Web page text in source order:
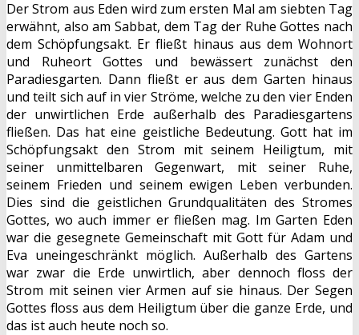
Der Strom aus Eden wird zum ersten Mal am siebten Tag
erwähnt, also am Sabbat, dem Tag der Ruhe Gottes nach
dem Schöpfungsakt. Er fließt hinaus aus dem Wohnort
und Ruheort Gottes und bewässert zunächst den
Paradiesgarten. Dann fließt er aus dem Garten hinaus
und teilt sich auf in vier Ströme, welche zu den vier Enden
der unwirtlichen Erde außerhalb des Paradiesgartens
fließen. Das hat eine geistliche Bedeutung. Gott hat im
Schöpfungsakt den Strom mit seinem Heiligtum, mit
seiner unmittelbaren Gegenwart, mit seiner Ruhe,
seinem Frieden und seinem ewigen Leben verbunden.
Dies sind die geistlichen Grundqualitäten des Stromes
Gottes, wo auch immer er fließen mag. Im Garten Eden
war die gesegnete Gemeinschaft mit Gott für Adam und
Eva uneingeschränkt möglich. Außerhalb des Gartens
war zwar die Erde unwirtlich, aber dennoch floss der
Strom mit seinen vier Armen auf sie hinaus. Der Segen
Gottes floss aus dem Heiligtum über die ganze Erde, und
das ist auch heute noch so.